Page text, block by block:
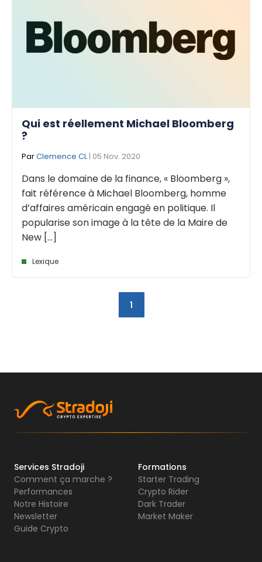
Qui est réellement Michael Bloomberg
?
ParClemence CL| 05 Nov. 2020
Dans le domaine de la finance, « Bloomberg »,
fait référence à Michael Bloomberg, homme
d’affaires américain engagé en politique. Il
popularise son image à la tête de la Maire de
New [...]
Lexique
1
Services Stradoji
Comment ça marche ?
Performances
Notre Histoire
Newsletter
Guide Crypto
Formations
Starter Trading
Crypto Rider
Dark Trader
Market Maker